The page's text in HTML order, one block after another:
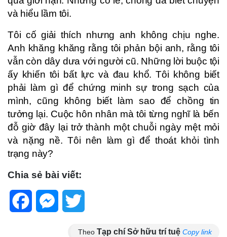
và hiểu lầm tôi.
Tôi cố giải thích nhưng anh không chịu nghe.
Anh khăng khăng rằng tôi phản bội anh, rằng tôi
vẫn còn dây dưa với người cũ. Những lời buộc tội
ấy khiến tôi bất lực và đau khổ. Tôi không biết
phải làm gì để chứng minh sự trong sạch của
mình, cũng không biết làm sao để chồng tin
tưởng lại. Cuộc hôn nhân mà tôi từng nghĩ là bến
đỗ giờ đây lại trở thành một chuỗi ngày mệt mỏi
và nặng nề. Tôi nên làm gì để thoát khỏi tình
trạng này?
Chia sẻ bài viết:
FacebookMessenger
Theo Tạp chí Sở hữu trí tuệ Copy link